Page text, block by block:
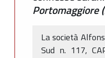
Portomaggiore
La società
Sud n. 117,